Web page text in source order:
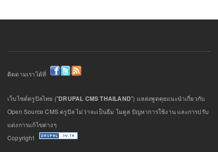
ติดตามเราได้ที่
เว็บไซต์ดรูปัลไทย ("DRUPAL CMS THAILAND") แหล่งพูดคุยแนะนำเกี่ยวกับ
Open Source CMS ดรูปัล ไม่ว่าจะเป็นธีม โมดูล ปัญหาการใช้งาน และการปรับ
แต่งการแก้ไขต่างๆ
Copyright